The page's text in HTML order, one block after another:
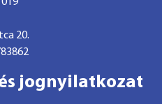
20.
jognyilatkozat